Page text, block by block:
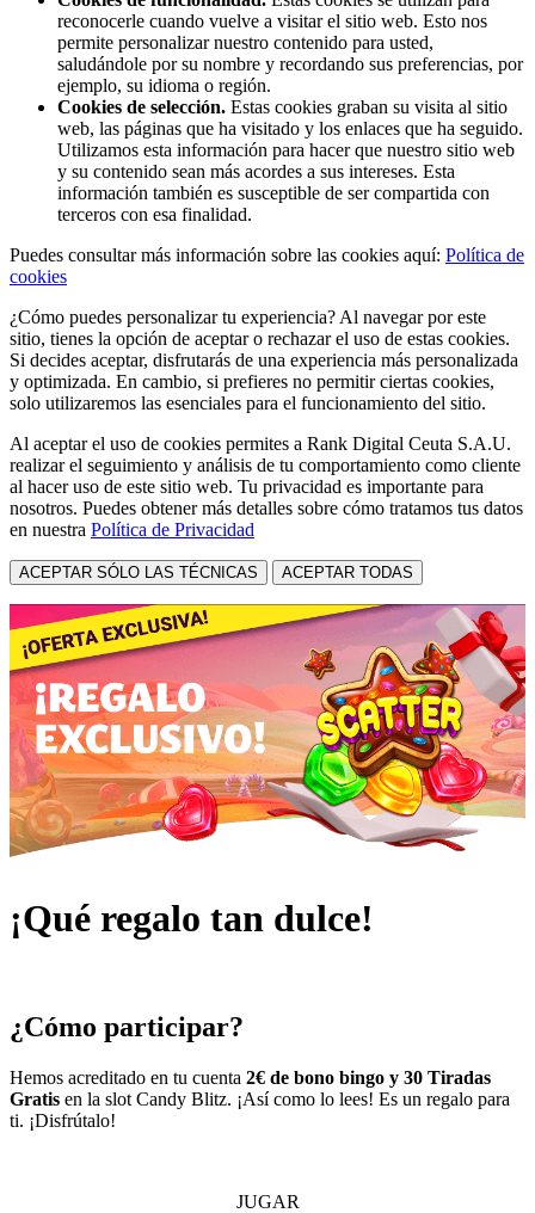
reconocerle cuando vuelve a visitar el sitio web. Esto nos
permite personalizar nuestro contenido para usted,
saludándole por su nombre y recordando sus preferencias, por
ejemplo, su idioma o región.
Cookies de selección. Estas cookies graban su visita al sitio
web, las páginas que ha visitado y los enlaces que ha seguido.
Utilizamos esta información para hacer que nuestro sitio web
y su contenido sean más acordes a sus intereses. Esta
información también es susceptible de ser compartida con
terceros con esa finalidad.
Puedes consultar más información sobre las cookies aquí: Política de
cookies
¿Cómo puedes personalizar tu experiencia? Al navegar por este
sitio, tienes la opción de aceptar o rechazar el uso de estas cookies.
Si decides aceptar, disfrutarás de una experiencia más personalizada
y optimizada. En cambio, si prefieres no permitir ciertas cookies,
solo utilizaremos las esenciales para el funcionamiento del sitio.
Al aceptar el uso de cookies permites a Rank Digital Ceuta S.A.U.
realizar el seguimiento y análisis de tu comportamiento como cliente
al hacer uso de este sitio web. Tu privacidad es importante para
nosotros. Puedes obtener más detalles sobre cómo tratamos tus datos
en nuestra Política de Privacidad
ACEPTAR SÓLO LAS TÉCNICAS ACEPTAR TODAS
¡Qué regalo tan dulce!
¿Cómo participar?
Hemos acreditado en tu cuenta 2€ de bono bingo y 30 Tiradas
Gratis en la slot Candy Blitz. ¡Así como lo lees! Es un regalo para
ti. ¡Disfrútalo!
JUGAR